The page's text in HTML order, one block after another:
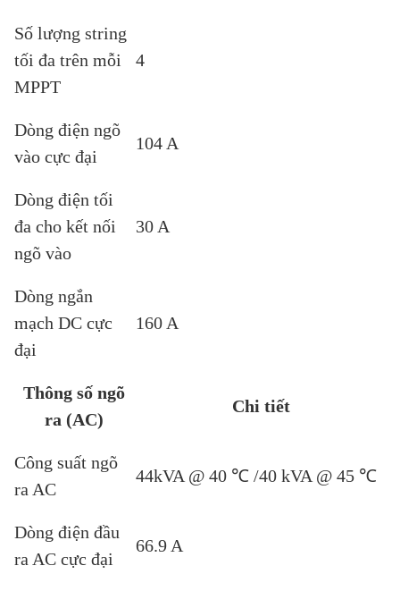
Số lượng string
tối đa trên mỗi
MPPT
4
Dòng điện ngõ
vào cực đại
104 A
Dòng điện tối
đa cho kết nối
ngõ vào
30 A
Dòng ngắn
mạch DC cực
đại
160 A
Thông số ngõ
ra (AC)
Chi tiết
Công suất ngõ
ra AC
44kVA @ 40 ℃ /40 kVA @ 45 ℃
Dòng điện đầu
ra AC cực đại
66.9 A